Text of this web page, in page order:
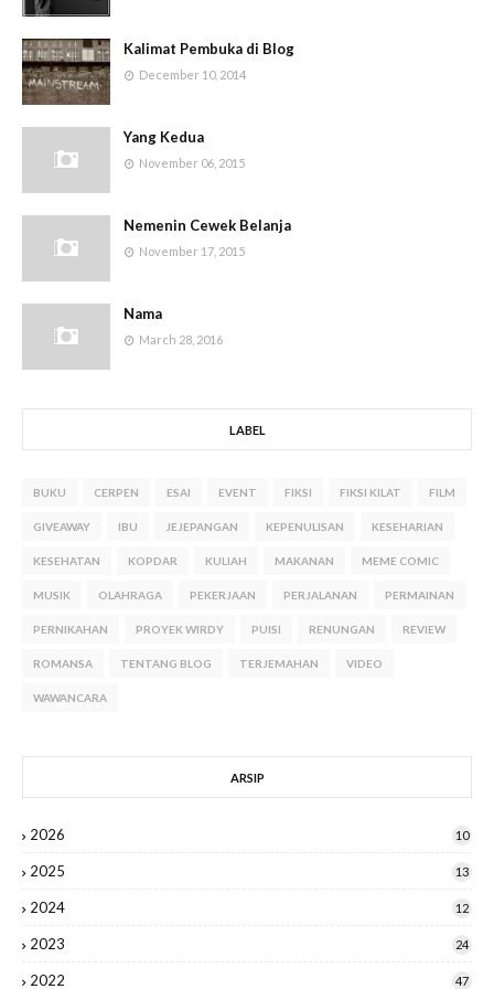
Kalimat Pembuka di Blog
December 10, 2014
Yang Kedua
November 06, 2015
Nemenin Cewek Belanja
November 17, 2015
Nama
March 28, 2016
LABEL
BUKU CERPEN ESAI EVENT FIKSI FIKSI KILAT FILM
GIVEAWAY IBU JEJEPANGAN KEPENULISAN KESEHARIAN
KESEHATAN KOPDAR KULIAH MAKANAN MEME COMIC
MUSIK OLAHRAGA PEKERJAAN PERJALANAN PERMAINAN
PERNIKAHAN PROYEK WIRDY PUISI RENUNGAN REVIEW
ROMANSA TENTANG BLOG TERJEMAHAN VIDEO
WAWANCARA
ARSIP
2026 10
2025 13
2024 12
2023 24
2022 47